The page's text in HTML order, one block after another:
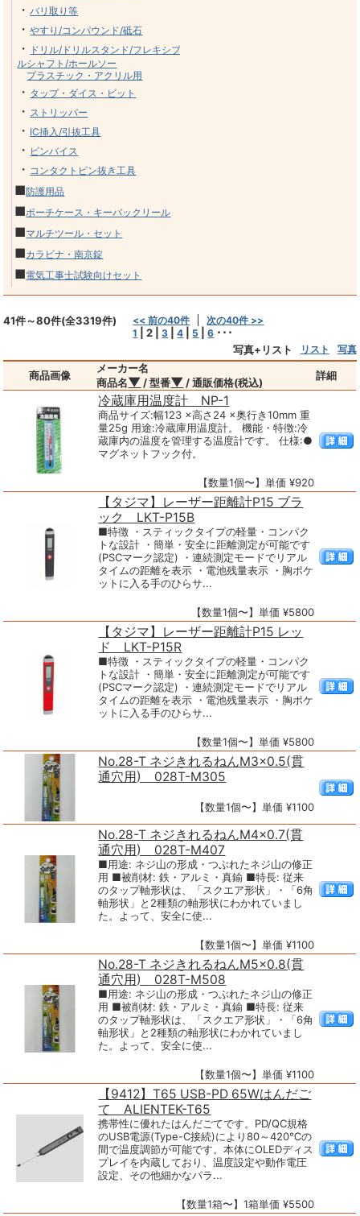
・バリ取り等
・やすり/コンパウンド/砥石
・
ドリル/ドリルスタンド/フレキシブ
ルシャフト/ホールソー
プラスチック・アクリル用
・ タップ・ダイス・ビット
・ ストリッパー
・ IC挿入/引抜工具
・ ピンバイス
・ コンタクトピン抜き工具
■防護用品
■ポーチケース・キーバックリール
■マルチツール・セット
■カラビナ・南京錠
■電気工事士試験向けセット
41件～80件(全3319件) << 前の40件
次の40件 >>
1
|2 |3 |4 5 |6 ･･･
写真+リスト
リスト 写真
商品画像
メーカー名
商品名▼ / 型番▼ / 通販価格(税込)
詳細
冷蔵庫用温度計 NP-1
商品サイズ:幅123 ×高さ24 ×奥行き10mm 重
量25g 用途:冷蔵庫用温度計。 機能・特徴:冷
蔵庫内の温度を管理する温度計です。 仕様:●
マグネットフック付。
【数量1個〜】単価 ¥920
【タジマ】レーザー距離計P15 ブラ
ック LKT-P15B
■特徴 ・スティックタイプの軽量・コンパク
トな設計 ・簡単・安全に距離測定が可能です
(PSCマーク認定) ・連続測定モードでリアル
タイムの距離を表示 ・電池残量表示 ・胸ポケ
ットに入る手のひらサ...
【数量1個〜】単価 ¥5800
【タジマ】レーザー距離計P15 レッ
ド LKT-P15R
■特徴 ・スティックタイプの軽量・コンパク
トな設計 ・簡単・安全に距離測定が可能です
(PSCマーク認定) ・連続測定モードでリアル
タイムの距離を表示 ・電池残量表示 ・胸ポケ
ットに入る手のひらサ...
【数量1個〜】単価 ¥5800
No.28-T ネジきれるねんM3×0.5(貫
通穴用) 028T-M305
【数量1個〜】単価 ¥1100
No.28-T ネジきれるねんM4×0.7(貫
通穴用) 028T-M407
■用途: ネジ山の形成・つぶれたネジ山の修正
用 ■被削材: 鉄・アルミ・真鍮 ■特長: 従来
のタップ軸形状は、「スクエア形状」・「6角
軸形状」と2種類の軸形状にわかれていまし
た。よって、安全に使...
【数量1個〜】単価 ¥1100
No.28-T ネジきれるねんM5×0.8(貫
通穴用) 028T-M508
■用途: ネジ山の形成・つぶれたネジ山の修正
用 ■被削材: 鉄・アルミ・真鍮 ■特長: 従来
のタップ軸形状は、「スクエア形状」・「6角
軸形状」と2種類の軸形状にわかれていまし
た。よって、安全に使...
【数量1個〜】単価 ¥1100
【9412】T65 USB-PD 65Wはんだご
て ALIENTEK-T65
携帯性に優れたはんだごてです。PD/QC規格
のUSB電源(Type-C接続)により80～420℃の
間で温度調節が可能です。本体にOLEDディス
プレイを内蔵しており、温度設定や動作電圧
設定、その他細かなパラ...
【数量1箱〜】1箱単価 ¥5500